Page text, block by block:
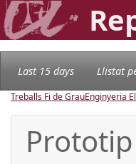
Last 15 days Llistat
Treballs Fi de GrauEnginyeria